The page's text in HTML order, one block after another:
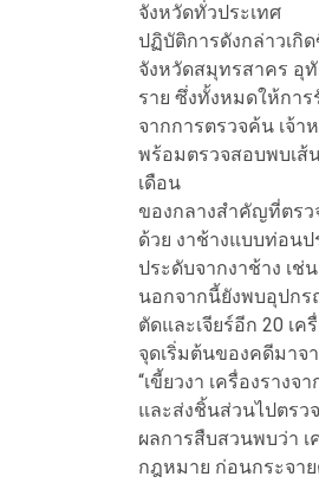
จังหวัดทั่วประเทศ
ปฏิบัติการดังกล่าวเกิ
จังหวัดสมุทรสาคร อุ
ราย ซึ่งทั้งหมดให้กา
จากการตรวจค้น เจ้
พร้อมตรวจสอบพบเส้
เดือน
ของกลางสำคัญที่ตรว
ด้วย งาช้างแบบท่อน
ประดับจากงาช้าง เช่
นอกจากนี้ยังพบอุปกร
ตัดและเจียร์อีก 20 เ
จุดเริ่มต้นของคดีมาจ
“เขี้ยวงา เครื่องราง
และส่งชิ้นส่วนไปตรว
ผลการสืบสวนพบว่า เ
กฎหมาย ก่อนกระจา